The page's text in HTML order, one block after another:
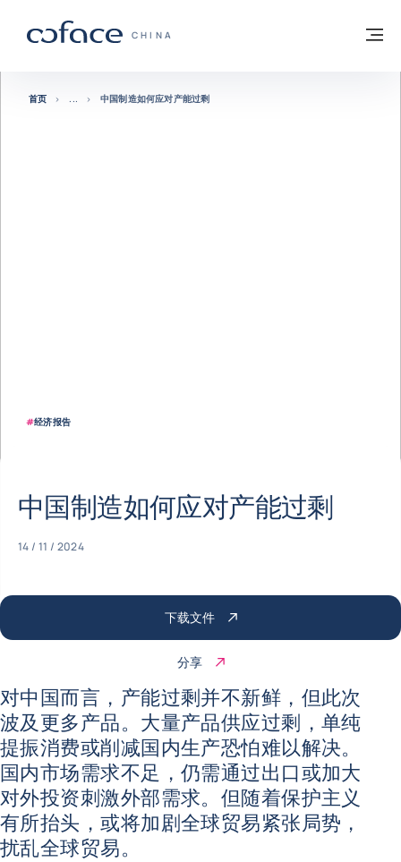
科法斯：携手共创安全贸易 - 首页
CHINA
返回首页
#经济报告
首页 中国制造如何应对产能过剩
中国制造如何应对产能过剩
14 / 11 / 2024
下载文件
分享
对中国而言，产能过剩并不新鲜，但此次
波及更多产品。大量产品供应过剩，单纯
提振消费或削减国内生产恐怕难以解决。
国内市场需求不足，仍需通过出口或加大
对外投资刺激外部需求。但随着保护主义
有所抬头，或将加剧全球贸易紧张局势，
扰乱全球贸易。